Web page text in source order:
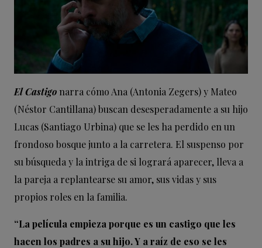
El Castigo narra cómo Ana (Antonia Zegers) y Mateo
(Néstor Cantillana) buscan desesperadamente a su hijo
Lucas (Santiago Urbina) que se les ha perdido en un
frondoso bosque junto a la carretera. El suspenso por
su búsqueda y la intriga de si logrará aparecer, lleva a
la pareja a replantearse su amor, sus vidas y sus
propios roles en la familia.
“La película empieza porque es un castigo que les
hacen los padres a su hijo. Y a raíz de eso se les